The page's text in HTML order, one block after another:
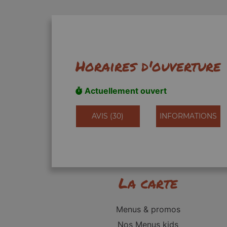
Horaires d'ouverture
Actuellement ouvert
AVIS (30) INFORMATIONS
La carte
Menus & promos
Nos Menus kids